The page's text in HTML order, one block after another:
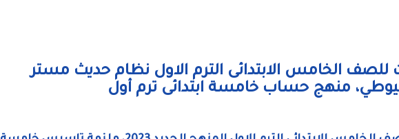
للصف الخامس الابتدائى الترم الاول نظام حديث مستر
منهج حساب خامسة ابتدائى ترم أول